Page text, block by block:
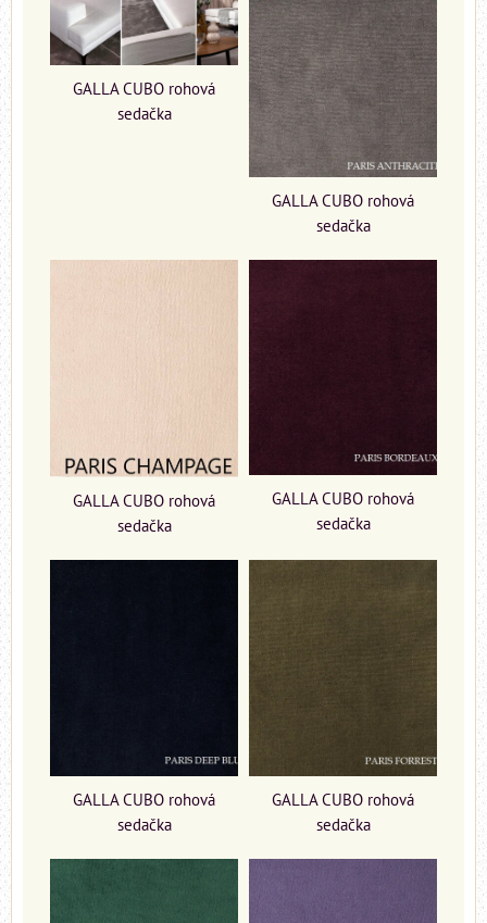
GALLA CUBO rohová
sedačka
GALLA CUBO rohová
sedačka
GALLA CUBO rohová
sedačka
GALLA CUBO rohová
sedačka
GALLA CUBO rohová
sedačka
GALLA CUBO rohová
sedačka